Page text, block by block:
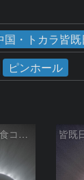
・トカラ皆既
ピンホール
2024/04/08UT 皆既日食コロナ(HDR, R-USM)